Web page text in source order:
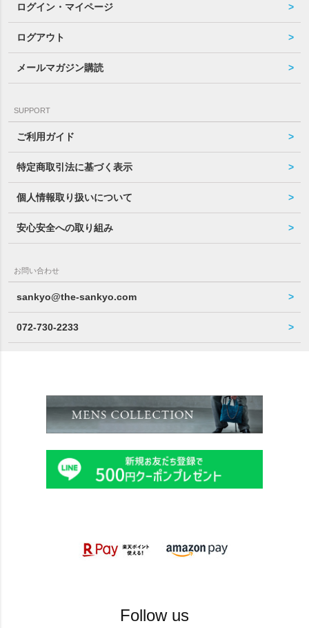
ログイン・マイページ
ログアウト
メールマガジン購読
SUPPORT
ご利用ガイド
特定商取引法に基づく表示
個人情報取り扱いについて
安心安全への取り組み
お問い合わせ
sankyo@the-sankyo.com
072-730-2233
Follow us